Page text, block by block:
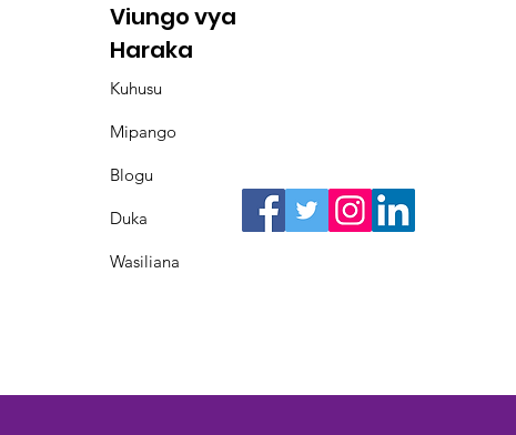
Viungo vya
Haraka
Kuhusu
Mipango
Blogu
Duka
Wasiliana